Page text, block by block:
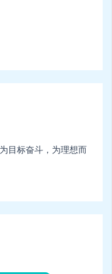
目标奋斗，为理想而